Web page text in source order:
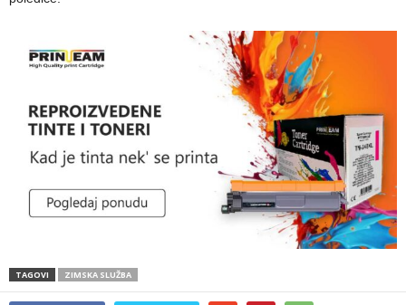
TAGOVI ZIMSKA SLUŽBA